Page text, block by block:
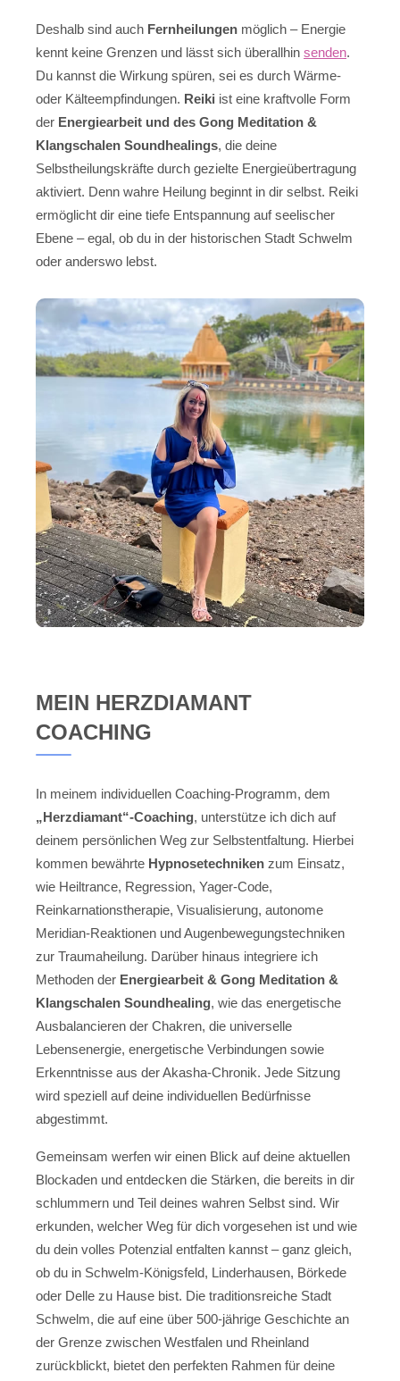
Deshalb sind auch Fernheilungen möglich – Energie
kennt keine Grenzen und lässt sich überallhin senden.
Du kannst die Wirkung spüren, sei es durch Wärme-
oder Kälteempfindungen. Reiki ist eine kraftvolle Form
der Energiearbeit und des Gong Meditation &
Klangschalen Soundhealings, die deine
Selbstheilungskräfte durch gezielte Energieübertragung
aktiviert. Denn wahre Heilung beginnt in dir selbst. Reiki
ermöglicht dir eine tiefe Entspannung auf seelischer
Ebene – egal, ob du in der historischen Stadt Schwelm
oder anderswo lebst.
MEIN HERZDIAMANT
COACHING
In meinem individuellen Coaching-Programm, dem
„Herzdiamant“-Coaching, unterstütze ich dich auf
deinem persönlichen Weg zur Selbstentfaltung. Hierbei
kommen bewährte Hypnosetechniken zum Einsatz,
wie Heiltrance, Regression, Yager-Code,
Reinkarnationstherapie, Visualisierung, autonome
Meridian-Reaktionen und Augenbewegungstechniken
zur Traumaheilung. Darüber hinaus integriere ich
Methoden der Energiearbeit & Gong Meditation &
Klangschalen Soundhealing, wie das energetische
Ausbalancieren der Chakren, die universelle
Lebensenergie, energetische Verbindungen sowie
Erkenntnisse aus der Akasha-Chronik. Jede Sitzung
wird speziell auf deine individuellen Bedürfnisse
abgestimmt.
Gemeinsam werfen wir einen Blick auf deine aktuellen
Blockaden und entdecken die Stärken, die bereits in dir
schlummern und Teil deines wahren Selbst sind. Wir
erkunden, welcher Weg für dich vorgesehen ist und wie
du dein volles Potenzial entfalten kannst – ganz gleich,
ob du in Schwelm-Königsfeld, Linderhausen, Börkede
oder Delle zu Hause bist. Die traditionsreiche Stadt
Schwelm, die auf eine über 500-jährige Geschichte an
der Grenze zwischen Westfalen und Rheinland
zurückblickt, bietet den perfekten Rahmen für deine